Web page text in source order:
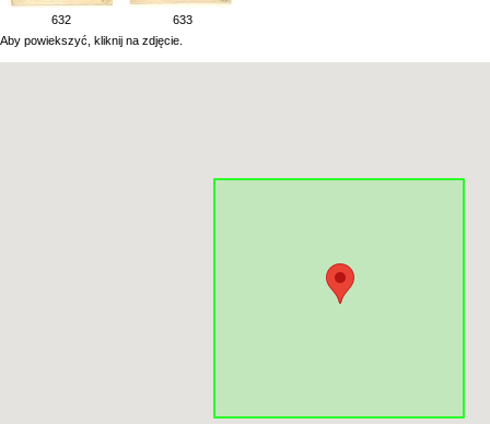
632
633
Aby powiekszyć, kliknij na zdjęcie.